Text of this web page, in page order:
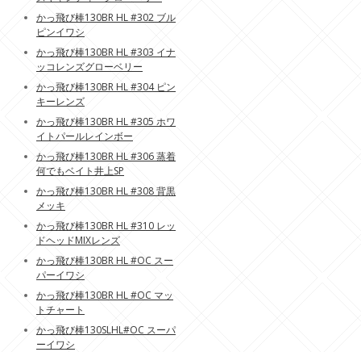
かっ飛び棒130BR HL #302 ブル
ピンイワシ
かっ飛び棒130BR HL #303 イナ
ッコレンズグローベリー
かっ飛び棒130BR HL #304 ピン
キーレンズ
かっ飛び棒130BR HL #305 ホワ
イトパールレインボー
かっ飛び棒130BR HL #306 蒸着
何でもベイト井上SP
かっ飛び棒130BR HL #308 背黒
メッキ
かっ飛び棒130BR HL #310 レッ
ドヘッドMIXレンズ
かっ飛び棒130BR HL #OC スー
パーイワシ
かっ飛び棒130BR HL #OC マッ
トチャート
かっ飛び棒130SLHL#OC スーパ
ーイワシ